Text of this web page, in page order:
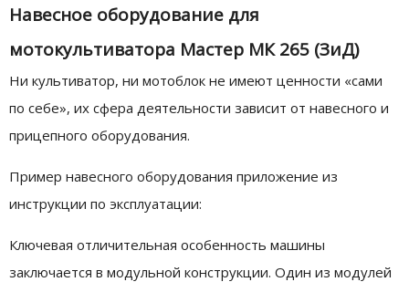
Навесное оборудование для
мотокультиватора Мастер МК 265 (ЗиД)
Ни культиватор, ни мотоблок не имеют ценности «сами
по себе», их сфера деятельности зависит от навесного и
прицепного оборудования.
Пример навесного оборудования приложение из
инструкции по эксплуатации:
Ключевая отличительная особенность машины
заключается в модульной конструкции. Один из модулей